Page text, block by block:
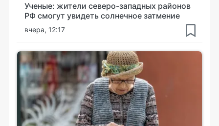
Ученые: жители северо-западных районов
РФ смогут увидеть солнечное затмение
вчера, 12:17